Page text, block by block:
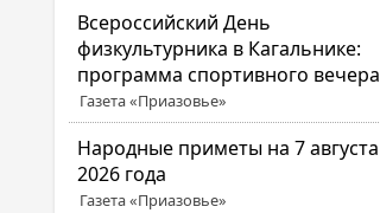
Всероссийский День
физкультурника в Кагальнике:
программа спортивного вечера
Газета «Приазовье»
Народные приметы на 7 августа
2026 года
Газета «Приазовье»